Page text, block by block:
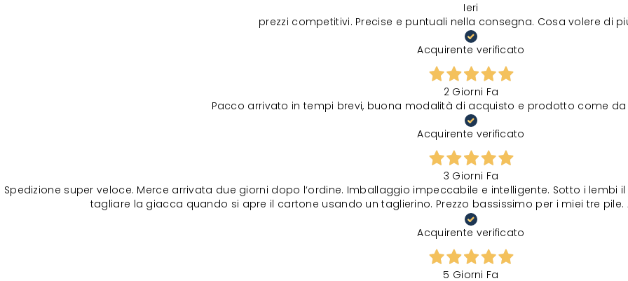
Ieri
prezzi competitivi. Precise e puntuali nella consegna. Cosa volere di
Acquirente verificato
2 Giorni Fa
Pacco arrivato in tempi brevi, buona modalità di acquisto e prodotto come da
Acquirente verificato
3 Giorni Fa
Spedizione super veloce. Merce arrivata due giorni dopo l‘ordine. Imballaggio impeccabile e intelligente. Sotto i
tagliare la giacca quando si apre il cartone usando un taglierino. Prezzo bassissimo per i miei tre pile.
Acquirente verificato
5 Giorni Fa